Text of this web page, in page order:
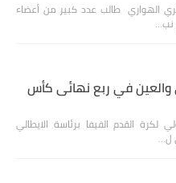
الهواري طالب عدد كبير من أعضاء
نب…
والعين في ربع نهائى كأس
لكرة القدم الفيفا برئاسة الايطالي
ل…